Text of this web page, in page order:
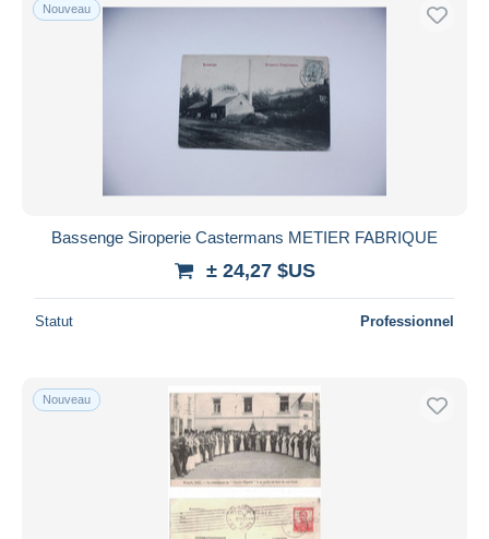
Nouveau
Bassenge Siroperie Castermans METIER FABRIQUE
± 24,27 $US
Statut Professionnel
Nouveau